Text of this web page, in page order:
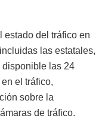
estado del tráfico en
las estatales,
disponible las 24
el tráfico,
sobre la
de tráfico.